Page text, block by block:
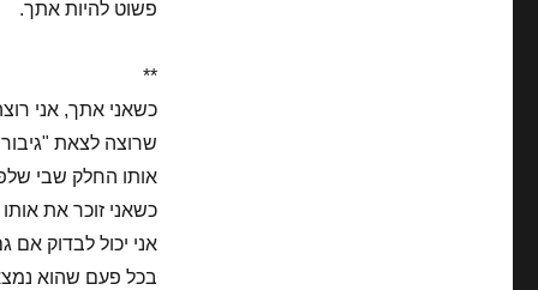
פשוט להיות אתך.
**
כשאני אתך, אני
שרוצה לצאת
אותו החלק שבי
כשאני זוכר את
אני יכול לבדוק אם
בכל פעם שהוא